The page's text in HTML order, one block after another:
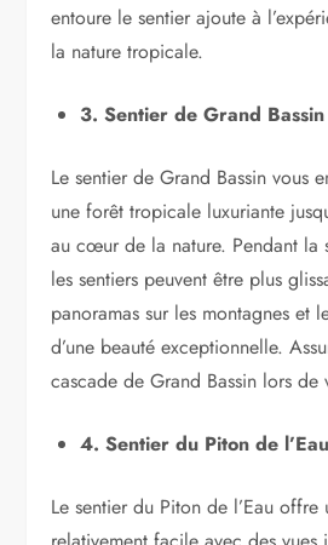
entoure le sentier ajoute à
la nature tropicale.
3. Sentier de Grand Bassin
Le sentier de Grand Bassin vous
une forêt tropicale luxuriante
au cœur de la nature. Pendant la
les sentiers peuvent être plus
panoramas sur les montagnes et
d’une beauté exceptionnelle.
cascade de Grand Bassin lors de
4. Sentier du Piton de l’Eau
Le sentier du Piton de l’Eau offre